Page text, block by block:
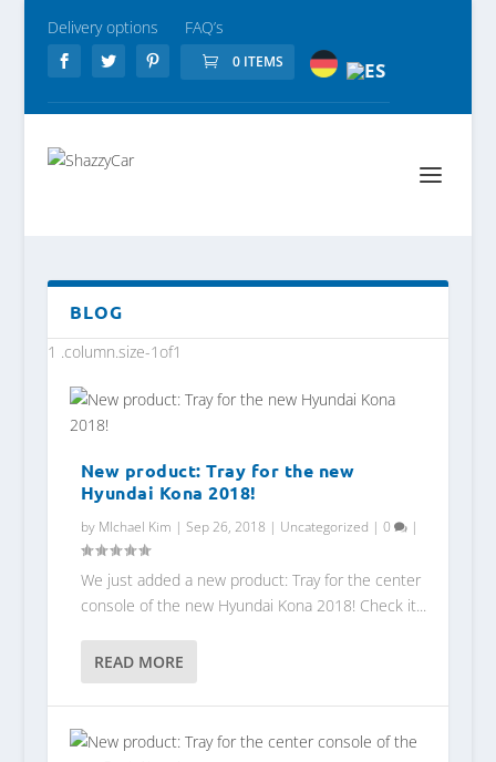
Delivery options FAQ’s
0 ITEMS
BLOG
New product: Tray for the new
Hyundai Kona 2018!
by MIchael Kim | Sep 26, 2018 | Uncategorized | 0 |
We just added a new product: Tray for the center
console of the new Hyundai Kona 2018! Check it...
READ MORE